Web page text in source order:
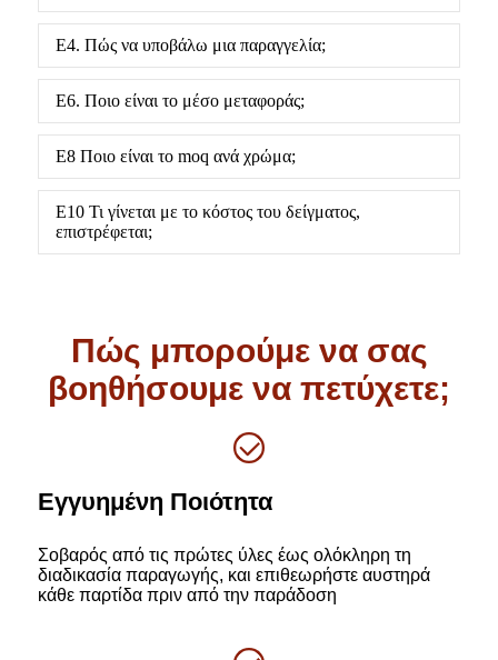
Ε4. Πώς να υποβάλω μια παραγγελία;
Ε6. Ποιο είναι το μέσο μεταφοράς;
Ε8 Ποιο είναι το moq ανά χρώμα;
Ε10 Τι γίνεται με το κόστος του δείγματος,
επιστρέφεται;
Πώς μπορούμε να σας
βοηθήσουμε να πετύχετε;
Εγγυημένη Ποιότητα
Σοβαρός από τις πρώτες ύλες έως ολόκληρη τη
διαδικασία παραγωγής, και επιθεωρήστε αυστηρά
κάθε παρτίδα πριν από την παράδοση